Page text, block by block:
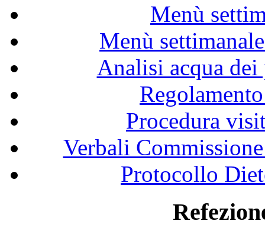
Menù
Menù
Analisi acqua
Procedura
Verbali
Protocollo